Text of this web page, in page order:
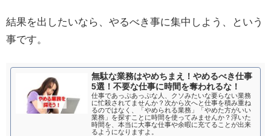
結果を出したいなら、やるべき事に集中しよう、という
事です。
無駄な業務はやめちまえ！やめるべき仕事
5選！不要な仕事に時間を奪われるな！
仕事であっぷあっぷな人、クソみたいな要らない業務
に忙殺されてませんか？次から次へと仕事を積み重ね
るのではなく、「やめられる業務」「やめた方がいい
業務」を探すことに時間を使ってみませんか？浮いた
時間を、本当に大事な仕事や余暇に充てることが出来
るようになりますよ。